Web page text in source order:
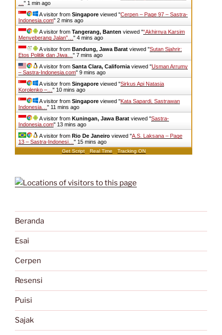
" 1 min ago
A visitor from Singapore viewed "Cerpen – Page 97 – Sastra-
Indonesia.com" 2 mins ago
A visitor from Tangerang, Banten viewed "“Akhirnya Karsim
Menyeberang Jalan”… " 4 mins ago
A visitor from Bandung, Jawa Barat viewed "Sutan Sjahrir:
Etos Politik dan Jiwa… " 7 mins ago
A visitor from Santa Clara, California viewed "Usman Arrumy
– Sastra-Indonesia.com" 9 mins ago
A visitor from Singapore viewed "Sirkus Api Natasja
Korolenko –… " 10 mins ago
A visitor from Singapore viewed "Kata Sapardi, Sastrawan
Indonesia… " 11 mins ago
A visitor from Kuningan, Jawa Barat viewed "Sastra-
Indonesia.com" 13 mins ago
A visitor from Rio De Janeiro viewed "A.S. Laksana – Page
13 – Sastra-Indonesi… " 15 mins ago
Get Script Real Time Tracking ON
Beranda
Esai
Cerpen
Resensi
Puisi
Sajak